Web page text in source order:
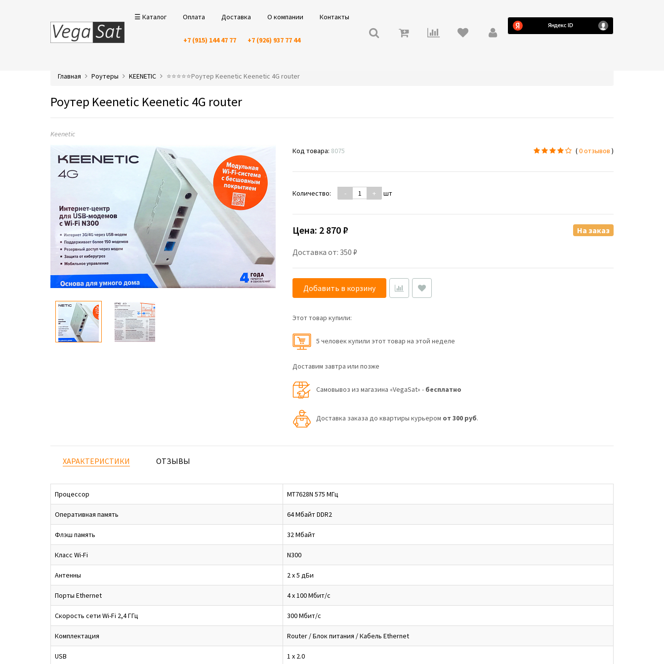
☰ Каталог Оплата Доставка О компании Контакты
+7 (915) 144 47 77 +7 (926) 937 77 44
Главная Роутеры KEENETIC ⭐️⭐️⭐️⭐️⭐️Роутер Keenetic Keenetic 4G router
Роутер Keenetic Keenetic 4G router
Keenetic
Код товара: 8075 (0 отзывов )
Количество: - + шт
Цена: 2 870 ₽
Доставка от: 350 ₽
На заказ
Добавить в корзину
Этот товар купили:
5 человек купили этот товар на этой неделе
Доставим завтра или позже
Самовывоз из магазина «VegaSat» - бесплатно
Доставка заказа до квартиры курьером от 300 руб.
ХАРАКТЕРИСТИКИ ОТЗЫВЫ
Процессор MT7628N 575 МГц
Оперативная память 64 Мбайт DDR2
Флэш память 32 Мбайт
Класс Wi-Fi N300
Антенны 2 x 5 дБи
Порты Ethernet 4 x 100 Мбит/с
Скорость сети Wi-Fi 2,4 ГГц 300 Мбит/с
Комплектация Router / Блок питания / Кабель Ethernet
USB 1 x 2.0